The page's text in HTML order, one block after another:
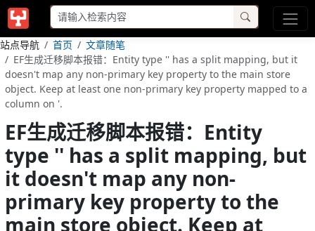
站点导航 首页
文章随笔
EF生成迁移脚本报错：Entity type '' has a split mapping, but it
doesn't map any non-primary key property to the main store
object. Keep at least one non-primary key property mapped to a
column on '.
EF生成迁移脚本报错：Entity
type '' has a split mapping, but
it doesn't map any non-
primary key property to the
main store object. Keep at